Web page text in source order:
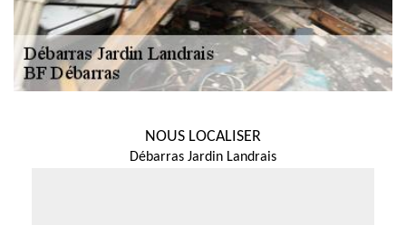
NOUS LOCALISER
Débarras Jardin Landrais